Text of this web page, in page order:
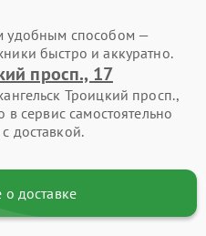
удобным способом —
быстро и аккуратно.
просп., 17
Троицкий просп.,
в сервис самостоятельно
доставкой.
доставке